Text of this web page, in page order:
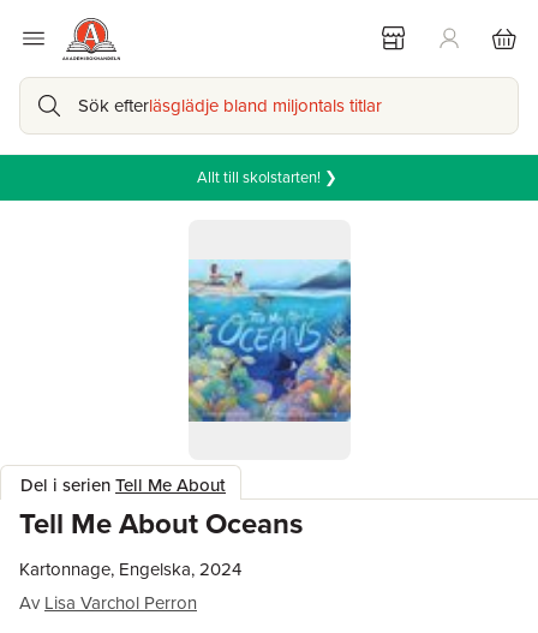
Sök efterläsglädje bland miljontals titlar
Allt till skolstarten! ❯
Del i serienTell Me About
Tell Me About Oceans
Kartonnage, Engelska, 2024
Av Lisa Varchol Perron